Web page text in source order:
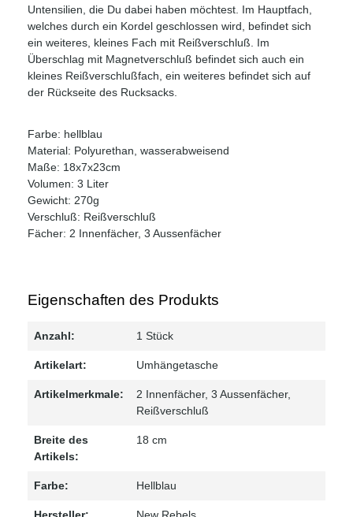
Untensilien, die Du dabei haben möchtest. Im Hauptfach,
welches durch ein Kordel geschlossen wird, befindet sich
ein weiteres, kleines Fach mit Reißverschluß. Im
Überschlag mit Magnetverschluß befindet sich auch ein
kleines Reißverschlußfach, ein weiteres befindet sich auf
der Rückseite des Rucksacks.
Farbe: hellblau
Material: Polyurethan, wasserabweisend
Maße: 18x7x23cm
Volumen: 3 Liter
Gewicht: 270g
Verschluß: Reißverschluß
Fächer: 2 Innenfächer, 3 Aussenfächer
Eigenschaften des Produkts
Anzahl: 1 Stück
Artikelart: Umhängetasche
Artikelmerkmale: 2 Innenfächer, 3 Aussenfächer,
Reißverschluß
Breite des
Artikels:
18 cm
Farbe: Hellblau
Hersteller: New Rebels